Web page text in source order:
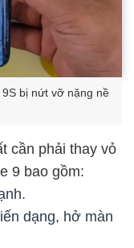
bị nứt vỡ nặng nề
cần phải thay vỏ
9 bao gồm:
dạng, hở màn